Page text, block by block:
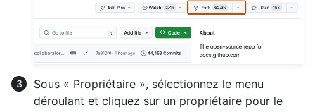
Sous « Propriétaire », sélectionnez le menu
déroulant et cliquez sur un propriétaire pour le